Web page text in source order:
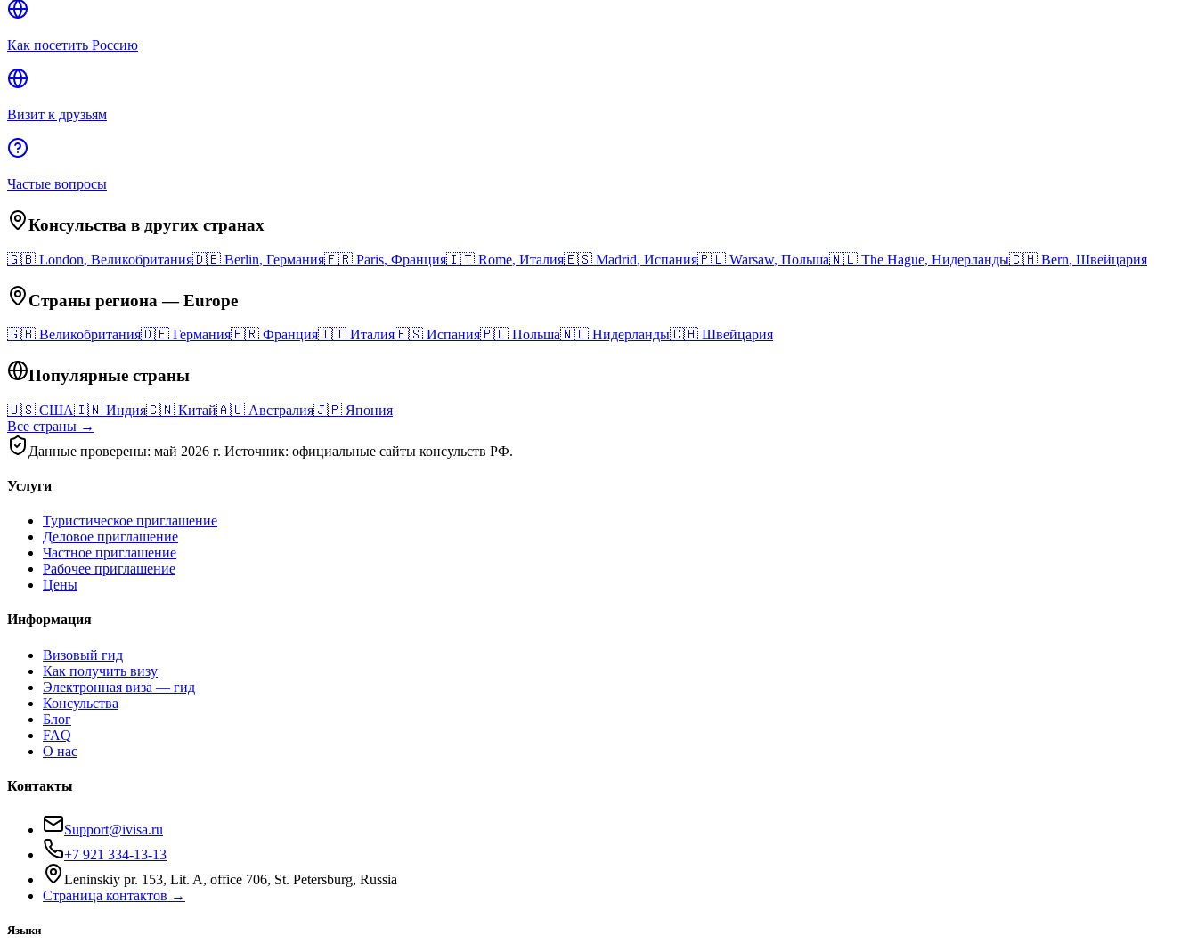
Как посетить Россию
Визит к друзьям
Частые вопросы
Консульства в других странах
🇬🇧 London, Великобритания🇩🇪 Berlin, Германия🇫🇷 Paris, Франция🇮🇹 Rome, Италия🇪🇸 Madrid, Испания🇵🇱 Warsaw, Польша🇳🇱 The Hague, Нидерланды🇨🇭 Bern, Швейцария
Страны региона —Europe
🇬🇧 Великобритания🇩🇪 Германия🇫🇷 Франция🇮🇹 Италия🇪🇸 Испания🇵🇱 Польша🇳🇱 Нидерланды🇨🇭 Швейцария
Популярные страны
🇺🇸 США🇮🇳 Индия🇨🇳 Китай🇦🇺 Австралия🇯🇵 Япония
Все страны →
Данные проверены: май 2026 г. Источник: официальные сайты консульств РФ.
Услуги
Туристическое приглашение
Деловое приглашение
Частное приглашение
Рабочее приглашение
Цены
Информация
Визовый гид
Как получить визу
Электронная виза — гид
Консульства
Блог
FAQ
О нас
Контакты
Support@ivisa.ru
+7 921 334-13-13
Leninskiy pr. 153, Lit. A, office 706, St. Petersburg, Russia
Страница контактов →
Языки